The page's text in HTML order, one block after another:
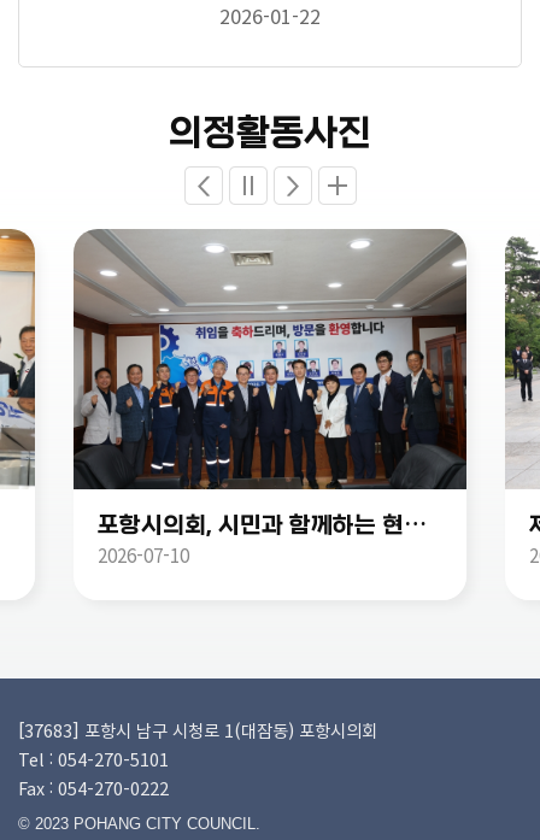
2026-01-22
의정활동사진
포항시의회, 시민과 함께하는 현장 중심 의정활동 시작
2026-07-10
[37683] 포항시 남구 시청로 1(대잠동) 포항시의회
Tel : 054-270-5101
Fax : 054-270-0222
© 2023 POHANG CITY COUNCIL.